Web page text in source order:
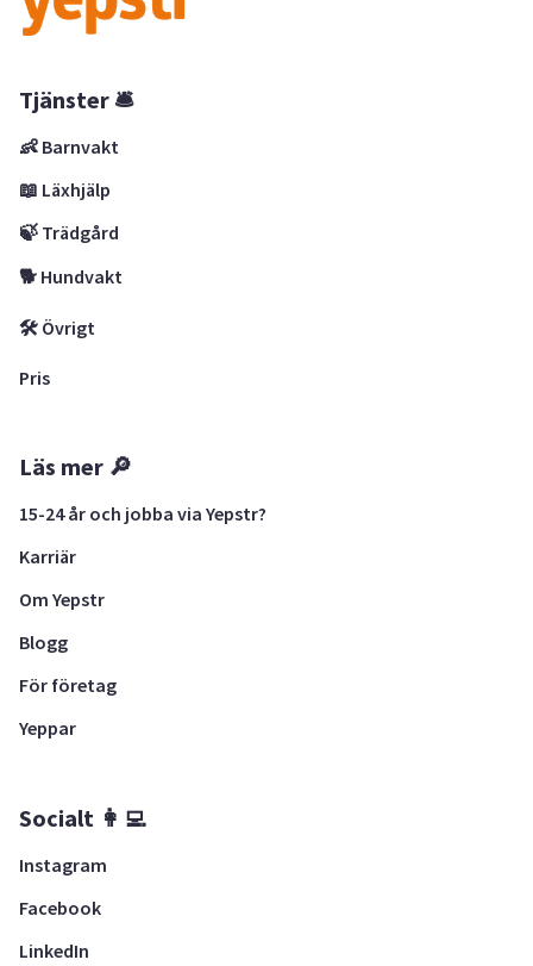
Tjänster 🛎
👶 Barnvakt
📖 Läxhjälp
🍃 Trädgård
🐕 Hundvakt
🛠 Övrigt
Pris
Läs mer 🔎
15-24 år och jobba via Yepstr?
Karriär
Om Yepstr
Blogg
För företag
Yeppar
Socialt 👩‍💻
Instagram
Facebook
LinkedIn